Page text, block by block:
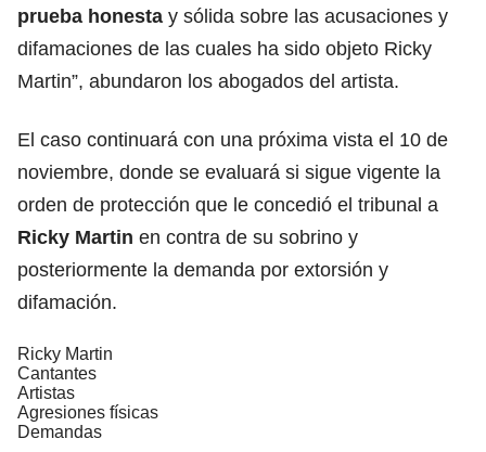
prueba honesta y sólida sobre las acusaciones y
difamaciones de las cuales ha sido objeto Ricky
Martin”, abundaron los abogados del artista.
El caso continuará con una próxima vista el 10 de
noviembre, donde se evaluará si sigue vigente la
orden de protección que le concedió el tribunal a
Ricky Martin en contra de su sobrino y
posteriormente la demanda por extorsión y
difamación.
Ricky Martin
Cantantes
Artistas
Agresiones físicas
Demandas